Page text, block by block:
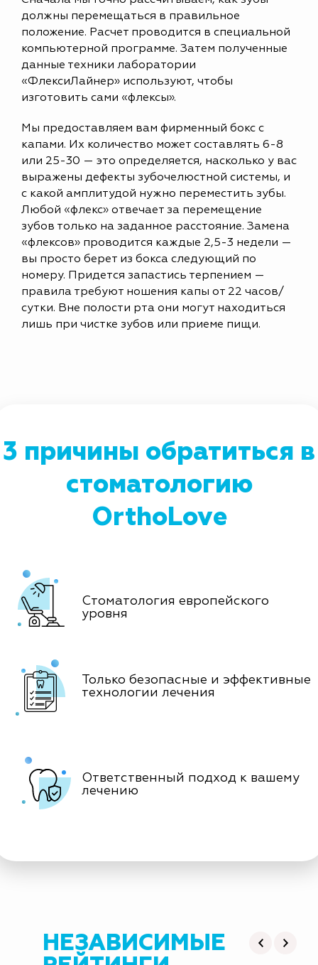
должны перемещаться в правильное
положение. Расчет проводится в специальной
компьютерной программе. Затем полученные
данные техники лаборатории
«ФлексиЛайнер» используют, чтобы
изготовить сами «флексы».
Мы предоставляем вам фирменный бокс с
капами. Их количество может составлять 6-8
или 25-30 — это определяется, насколько у вас
выражены дефекты зубочелюстной системы, и
с какой амплитудой нужно переместить зубы.
Любой «флекс» отвечает за перемещение
зубов только на заданное расстояние. Замена
«флексов» проводится каждые 2,5-3 недели —
вы просто берет из бокса следующий по
номеру. Придется запастись терпением —
правила требуют ношения капы от 22 часов/
сутки. Вне полости рта они могут находиться
лишь при чистке зубов или приеме пищи.
3 причины обратиться в
стоматологию
OrthoLove
Стоматология европейского
уровня
Только безопасные и эффективные
технологии лечения
Ответственный подход к вашему
лечению
НЕЗАВИСИМЫЕ